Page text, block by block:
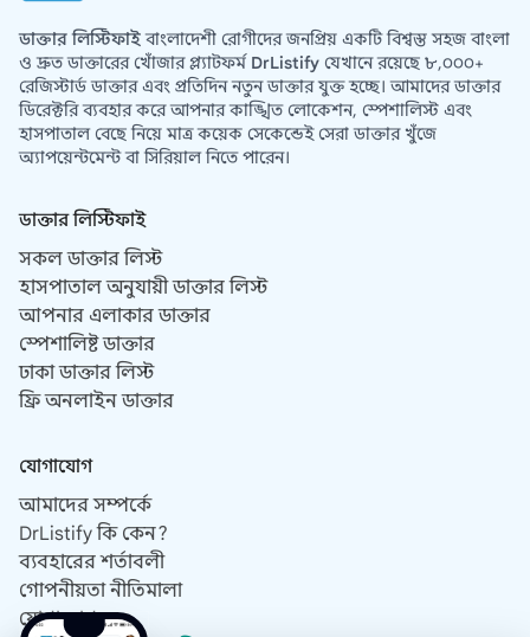
ডাক্তার লিস্টিফাইবাংলাদেশী রোগীদের জনপ্রিয় একটি বিশ্বস্ত সহজ বাংলা
ও দ্রুত ডাক্তারের খোঁজার প্ল্যাটফর্ম DrListify যেখানে রয়েছে ৮,০০০+
রেজিস্টার্ড ডাক্তার এবং প্রতিদিন নতুন ডাক্তার যুক্ত হচ্ছে। আমাদের ডাক্তার
ডিরেক্টরি ব্যবহার করে আপনার কাঙ্খিত লোকেশন, স্পেশালিস্ট এবং
হাসপাতাল বেছে নিয়ে মাত্র কয়েক সেকেন্ডেই সেরা ডাক্তার খুঁজে
অ্যাপয়েন্টমেন্ট বা সিরিয়াল নিতে পারেন।
ডাক্তার লিস্টিফাই
সকল ডাক্তার লিস্ট
হাসপাতাল অনুযায়ী ডাক্তার লিস্ট
আপনার এলাকার ডাক্তার
স্পেশালিষ্ট ডাক্তার
ঢাকা ডাক্তার লিস্ট
ফ্রি অনলাইন ডাক্তার
যোগাযোগ
আমাদের সম্পর্কে
DrListify কি কেন?
ব্যবহারের শর্তাবলী
গোপনীয়তা নীতিমালা
যোগাযোগ